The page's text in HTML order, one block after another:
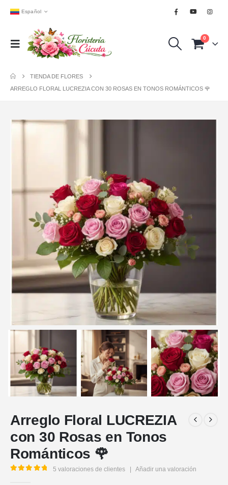
Español
0
TIENDA DE FLORES
ARREGLO FLORAL LUCREZIA CON 30 ROSAS EN TONOS ROMÁNTICOS 🌹
Arreglo Floral LUCREZIA
con 30 Rosas en Tonos
Románticos 🌹
5 valoraciones de clientes | Añadir una valoración